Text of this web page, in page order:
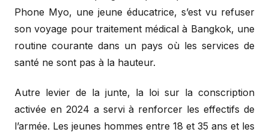
Phone Myo, une jeune éducatrice, s’est vu refuser
son voyage pour traitement médical à Bangkok, une
routine courante dans un pays où les services de
santé ne sont pas à la hauteur.
Autre levier de la junte, la loi sur la conscription
activée en 2024 a servi à renforcer les effectifs de
l’armée. Les jeunes hommes entre 18 et 35 ans et les